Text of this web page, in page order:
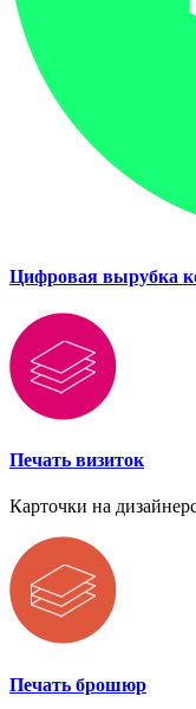
Цифровая вырубка
Печать визиток
Карточки на
Печать брошюр